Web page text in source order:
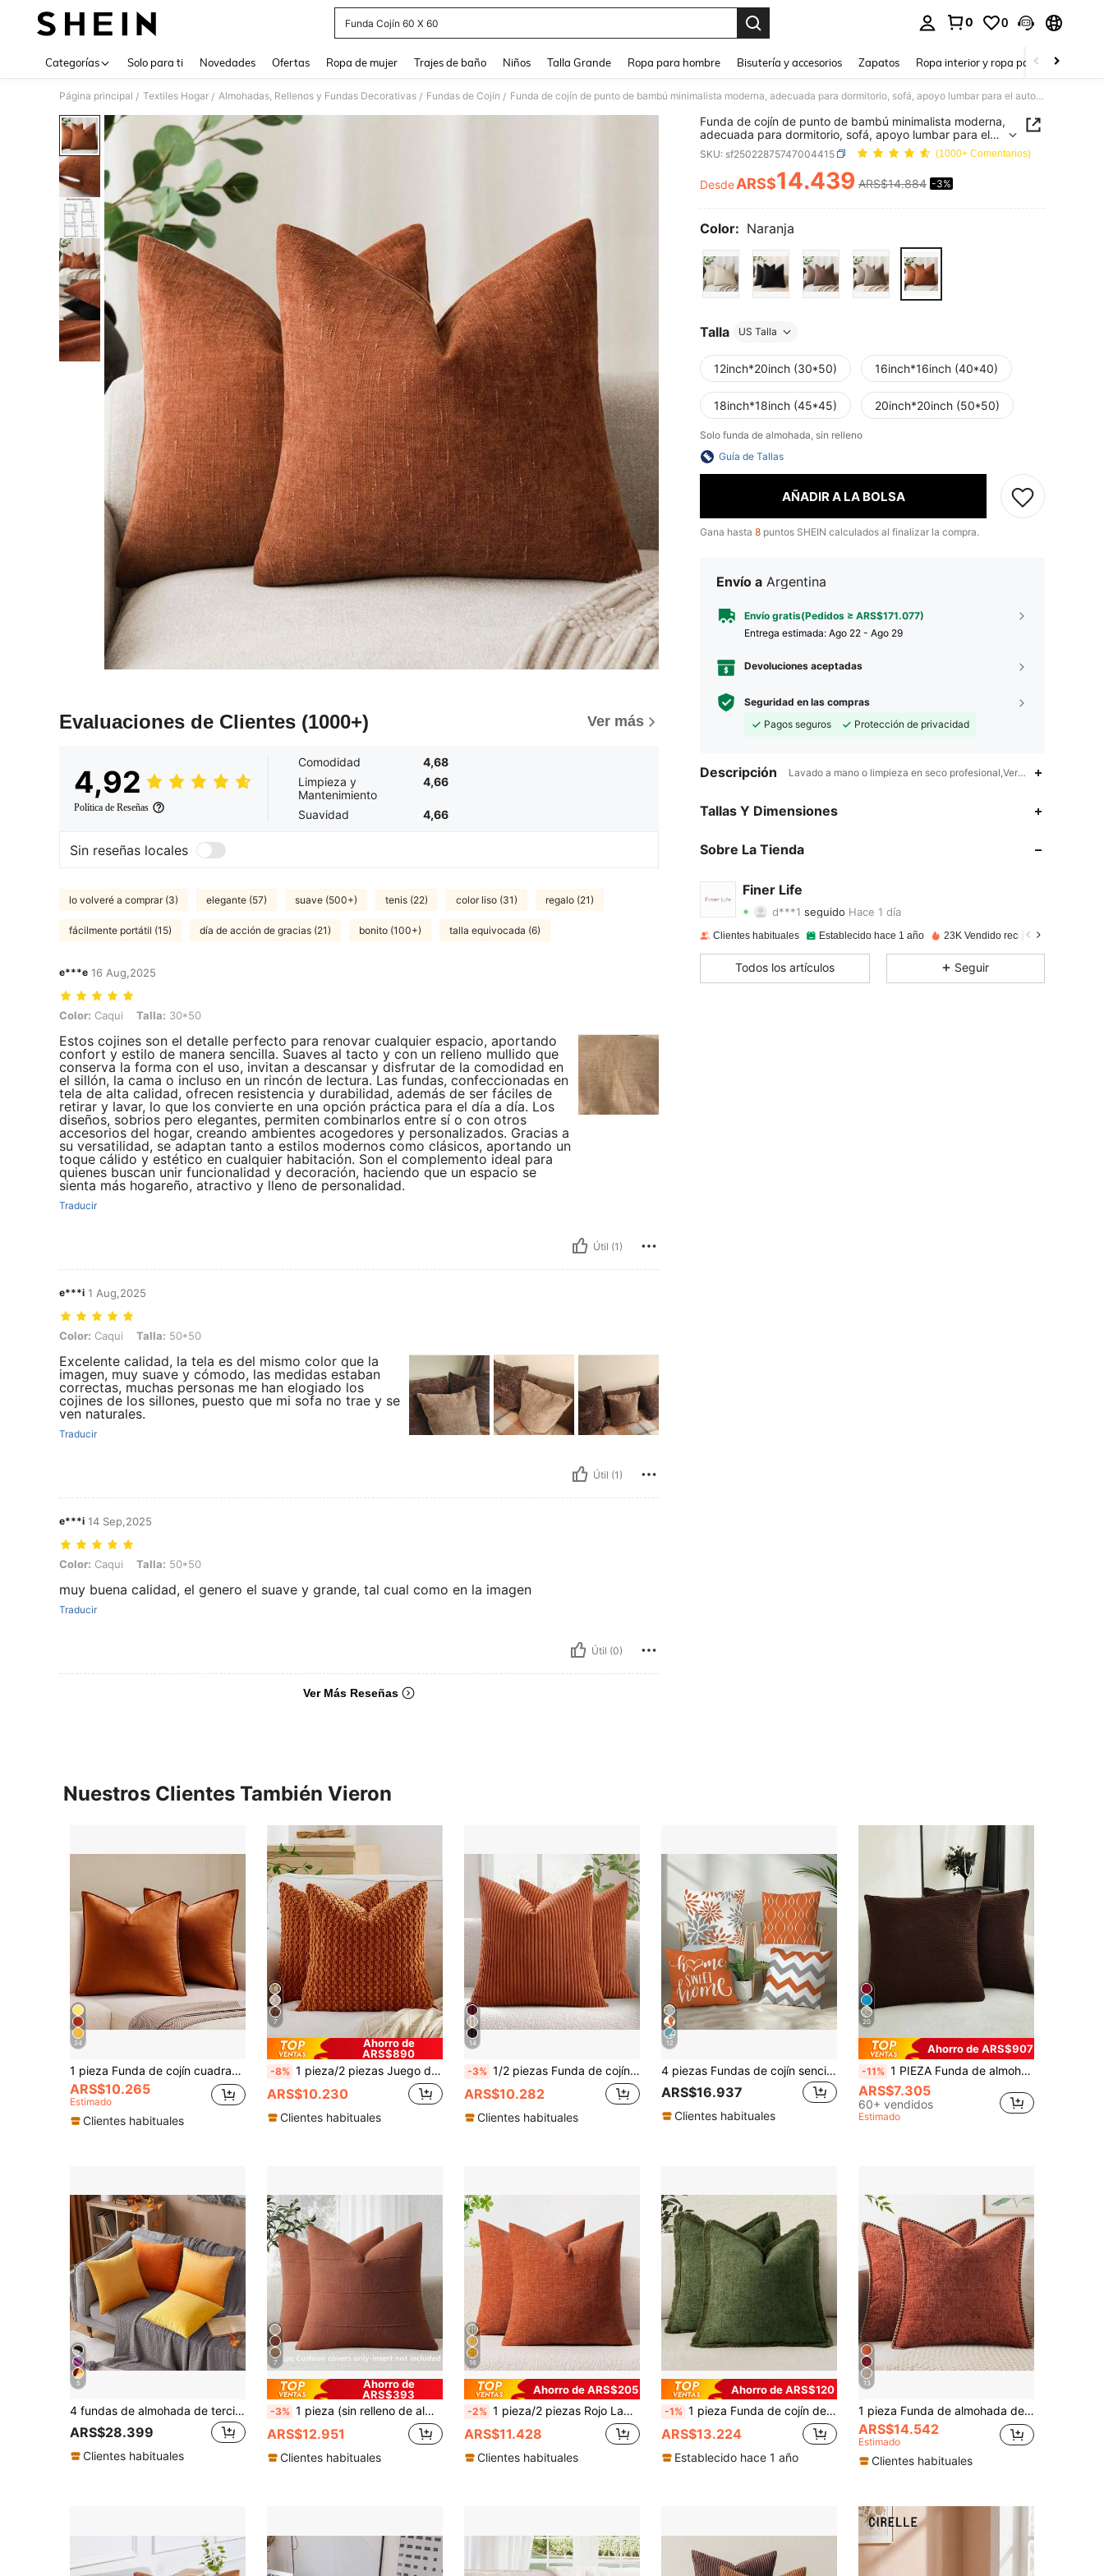
Funda Cojín 60 X 60
0 0
Categorías Solo para ti Novedades Ofertas Ropa de mujer Trajes de baño Niños Talla Grande Ropa para hombre Bisutería y accesorios Zapatos Ropa interior y ropa para dormir
Página principal / Textiles Hogar / Almohadas, Rellenos y Fundas Decorativas / Fundas de Cojín / Funda de cojín de punto de bambú minimalista moderna, adecuada para dormitorio, sofá, apoyo lumbar para el automóvil, uso en todas las estaciones
Evaluaciones de Clientes (1000+) Ver más
4,92
Política de Reseñas
Comodidad
4,68
Limpieza y
Mantenimiento
4,66
Suavidad 4,66
Sin reseñas locales
lo volveré a comprar (3) elegante (57) suave (500+) tenis (22) color liso (31) regalo (21)
fácilmente portátil (15) día de acción de gracias (21) bonito (100+) talla equivocada (6)
e***e 16 Aug,2025
Color: Caqui, Talla: 30*50
Color: Caqui Talla: 30*50
Estos cojines son el detalle perfecto para renovar cualquier espacio, aportando
confort y estilo de manera sencilla. Suaves al tacto y con un relleno mullido que
conserva la forma con el uso, invitan a descansar y disfrutar de la comodidad en
el sillón, la cama o incluso en un rincón de lectura. Las fundas, confeccionadas en
tela de alta calidad, ofrecen resistencia y durabilidad, además de ser fáciles de
retirar y lavar, lo que los convierte en una opción práctica para el día a día. Los
diseños, sobrios pero elegantes, permiten combinarlos entre sí o con otros
accesorios del hogar, creando ambientes acogedores y personalizados. Gracias a
su versatilidad, se adaptan tanto a estilos modernos como clásicos, aportando un
toque cálido y estético en cualquier habitación. Son el complemento ideal para
quienes buscan unir funcionalidad y decoración, haciendo que un espacio se
sienta más hogareño, atractivo y lleno de personalidad.
Traducir
Útil (1)
e***i 1 Aug,2025
Color: Caqui, Talla: 50*50
Color: Caqui Talla: 50*50
Excelente calidad, la tela es del mismo color que la
imagen, muy suave y cómodo, las medidas estaban
correctas, muchas personas me han elogiado los
cojines de los sillones, puesto que mi sofa no trae y se
ven naturales.
Traducir
Útil (1)
e***i 14 Sep,2025
Color: Caqui, Talla: 50*50
Color: Caqui Talla: 50*50
muy buena calidad, el genero el suave y grande, tal cual como en la imagen
Traducir
Útil (0)
Ver Más Reseñas
Funda de cojín de punto de bambú minimalista moderna,
adecuada para dormitorio, sofá, apoyo lumbar para el
automóvil, uso en todas las estaciones
SKU: sf25022875747004415 (1000+ Comentarios)
PRICE AND AVAILABILITY
DesdeARS$14.439 ARS$14.884 -3%
Color: Naranja
Talla US Talla
12inch*20inch (30*50) 16inch*16inch (40*40)
18inch*18inch (45*45) 20inch*20inch (50*50)
Solo funda de almohada, sin relleno
Guía de Tallas
AÑADIR A LA BOLSA
Gana hasta 8 puntos SHEIN calculados al finalizar la compra.
Envío a Argentina
Envío gratis(Pedidos ≥ ARS$171.077)
Entrega estimada: Ago 22 - Ago 29
Devoluciones aceptadas
Seguridad en las compras
Pagos seguros
Protección de privacidad
Descripción Lavado a mano o limpieza en seco
Tallas Y Dimensiones
Sobre La Tienda
Finer Life
4,93
4,93 Calificación 32Artículos
4,93 32 829
Clientes habituales Establecido hace 1 año 23K Vendido recientemente
Todos los artículos Seguir
Nuestros Clientes También Vieron
24
1 pieza Funda de cojín cuadrada sólida con borde de terciopelo para sofá, dormitorio, automóvil de 18 x 18 pulgadas, funda de almohada decorativa para Acción de Gracias o Halloween, funda de almohada de cosecha otoñal
ARS$10.265
Estimado
Clientes habituales
7
Ahorro de
ARS$890
-8% 1 pieza/2 piezas Juego de Funda de Almohada con Patrón Geométrico Semicircular, Funda de Cojín Cuadrada de Tela de Lona y Terciopelo con Bordado, para Uso Diario en Dormitorio, Sala de Estar, Sofá, Decoración de Patio, Jardín, Sin Relleno 30*50cm 45*45cm
ARS$10.230
Clientes habituales
14
-3% 1/2 piezas Funda de cojín decorativa con patrón de rayas de pana de caramelo de Halloween, funda de cojín para sofá, oficina, sala de estar
ARS$10.282
Clientes habituales
12
4 piezas Fundas de cojín sencillas y diarias con diseño geométrico naranja "Hogar dulce hogar", material de terciopelo melocotón suave por un solo lado, tamaños 45*45/50*50/40*40CM para decoración interior, fiestas y regalos
ARS$16.937
Clientes habituales
20
Ahorro de ARS$907
-11% 1 PIEZA Funda de almohada jacquard, funda protectora de cojín para sofá, decoración del hogar
ARS$7.305
60+ vendidos
Estimado
5
4 fundas de almohada de terciopelo, juego de fundas de almohada de unicolor, sin relleno de almohada
ARS$28.399
Clientes habituales
7
Ahorro de
ARS$393
-3% 1 pieza (sin relleno de almohada) Funda de almohada decorativa de lino, funda de cojín a rayas hecha a mano, adecuada para decoración de cama y sofá, estilo de granja, funda de almohada decorativa neutra para sofá y dormitorio, naranja
ARS$12.951
Clientes habituales
16
Ahorro de ARS$205
-2% 1 pieza/2 piezas Rojo Ladrillo (Relleno de Almohada No Incluido) Funda de Cojín con Textura 3D, Funda de Cojín de Chenilla Vintage de Estilo Granja Moderna Acogedora, Adecuada para Dormitorio, Comedor, Cama, Sofá, Coche, Funda de Cojín Decorativa, Todas las Estaciones
ARS$11.428
Clientes habituales
Ahorro de ARS$120
-1% 1 pieza Funda de cojín decorativo con borlas de chenilla verde oliva (sin incluir el relleno del cojín), funda de cojín suave y cómoda de estilo bohemio y de granja para sofá, con borlas, decoración del hogar para sofá, cama, sala de estar, todo el año
ARS$13.224
Establecido hace 1 año
13
1 pieza Funda de almohada de sherpa suave y cómoda con bordes cosidos, color óxido (no incluye inserto de almohada), apta para sofá, cama, primavera/verano
ARS$14.542
Estimado
Clientes habituales